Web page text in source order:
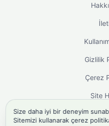
Gizlilik
Çerez
Site
Size daha iyi bir deneyim
Sitemizi kullanarak çerez